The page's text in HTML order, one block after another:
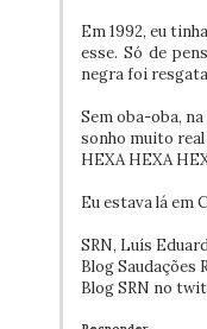
Em 1992, eu
esse. Só de
negra foi
Sem oba-oba,
sonho muito real
HEXA HEXA
Eu estava lá em
SRN, Luís
Blog
Blog SRN no